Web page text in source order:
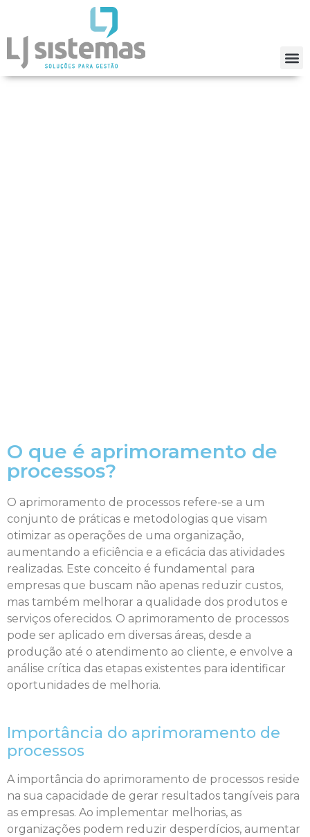
O que é aprimoramento de
processos?
O aprimoramento de processos refere-se a um
conjunto de práticas e metodologias que visam
otimizar as operações de uma organização,
aumentando a eficiência e a eficácia das atividades
realizadas. Este conceito é fundamental para
empresas que buscam não apenas reduzir custos,
mas também melhorar a qualidade dos produtos e
serviços oferecidos. O aprimoramento de processos
pode ser aplicado em diversas áreas, desde a
produção até o atendimento ao cliente, e envolve a
análise crítica das etapas existentes para identificar
oportunidades de melhoria.
Importância do aprimoramento de
processos
A importância do aprimoramento de processos reside
na sua capacidade de gerar resultados tangíveis para
as empresas. Ao implementar melhorias, as
organizações podem reduzir desperdícios, aumentar